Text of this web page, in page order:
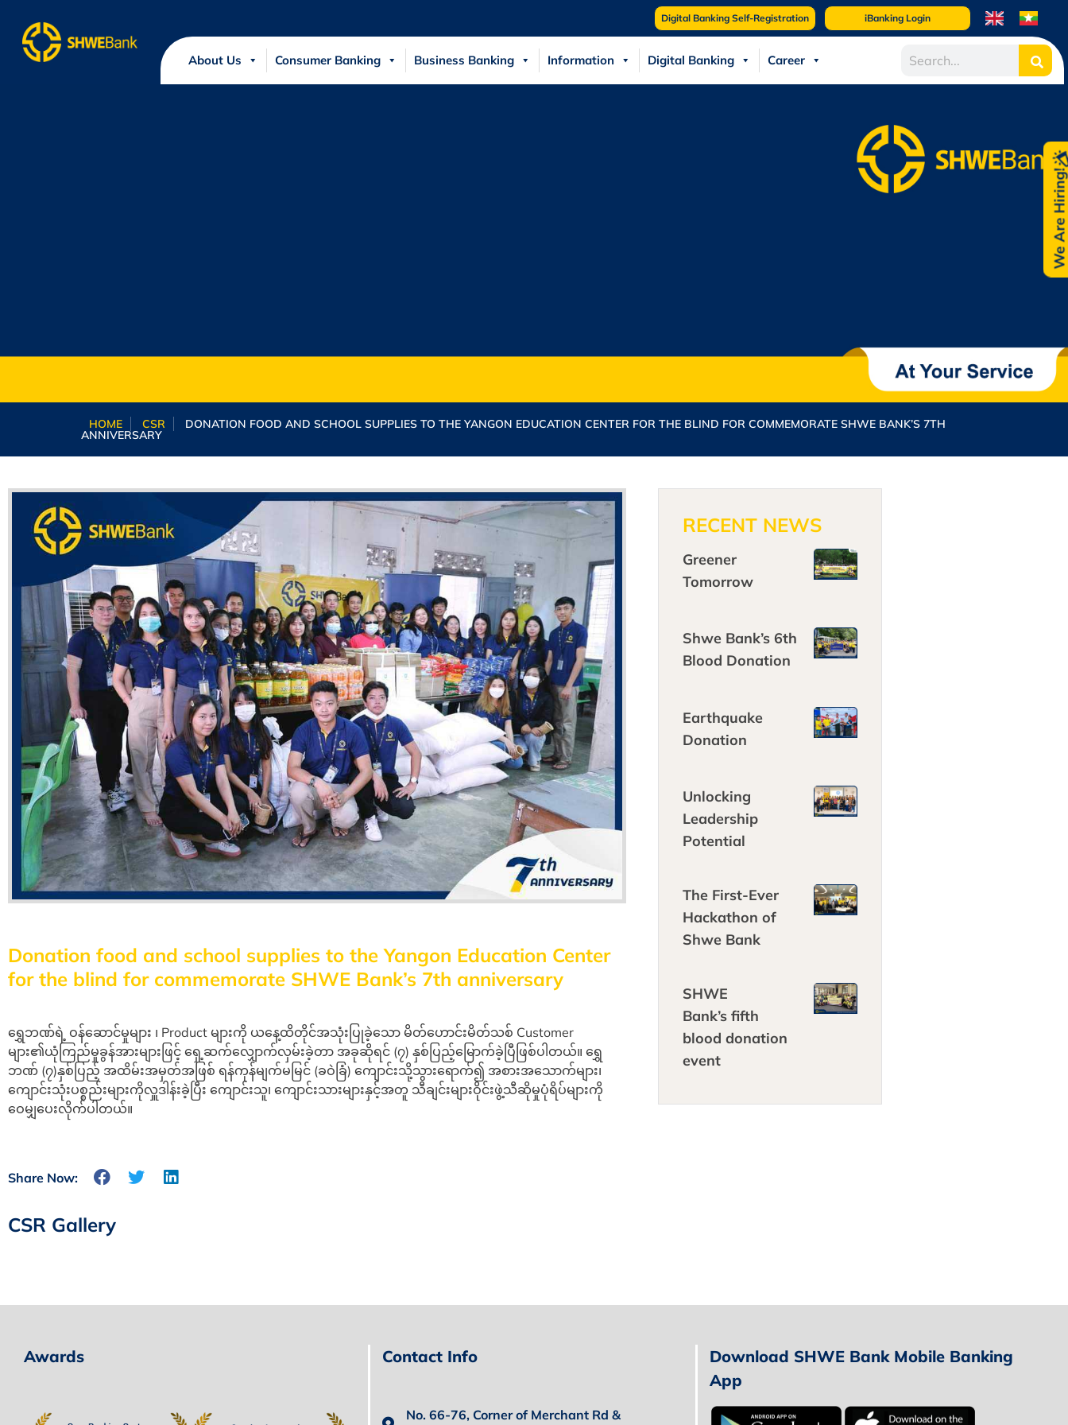
Digital Banking Self-Registration iBanking Login
About Us Consumer Banking Business Banking Information Digital Banking Career
HOME CSR DONATION FOOD AND SCHOOL SUPPLIES TO THE YANGON EDUCATION CENTER FOR THE BLIND FOR COMMEMORATE SHWE BANK’S 7TH
ANNIVERSARY
Donation food and school supplies to the Yangon Education Center
for the blind for commemorate SHWE Bank’s 7th anniversary
ရွှေဘဏ်ရဲ့ ဝန်ဆောင်မှုများ ၊ Product များကို ယနေ့ထိတိုင်အသုံးပြုခဲ့သော မိတ်ဟောင်းမိတ်သစ် Customer
များ၏ယုံကြည်မှုခွန်အားများဖြင့် ရှေ့ဆက်လျှောက်လှမ်းခဲ့တာ အခုဆိုရင် (၇) နှစ်ပြည့်မြောက်ခဲ့ပြီဖြစ်ပါတယ်။ ရွှေ
ဘဏ် (၇)နှစ်ပြည့် အထိမ်းအမှတ်အဖြစ် ရန်ကုန်မျက်မမြင် (ခဝဲခြံ) ကျောင်းသို့သွားရောက်၍ အစားအသောက်များ၊
ကျောင်းသုံးပစ္စည်းများကိုလှူဒါန်းခဲ့ပြီး ကျောင်းသူ၊ ကျောင်းသားများနှင့်အတူ သီချင်းများဝိုင်းဖွဲ့သီဆိုမှုပုံရိပ်များကို
ဝေမျှပေးလိုက်ပါတယ်။
Share Now:
CSR Gallery
RECENT NEWS
Greener
Tomorrow
Shwe Bank’s 6th
Blood Donation
Earthquake
Donation
Unlocking
Leadership
Potential
The First-Ever
Hackathon of
Shwe Bank
SHWE
Bank’s fifth
blood donation
event
We Are Hiring!
Awards Contact Info
No. 66-76, Corner of Merchant Rd &
Download SHWE Bank Mobile Banking
App